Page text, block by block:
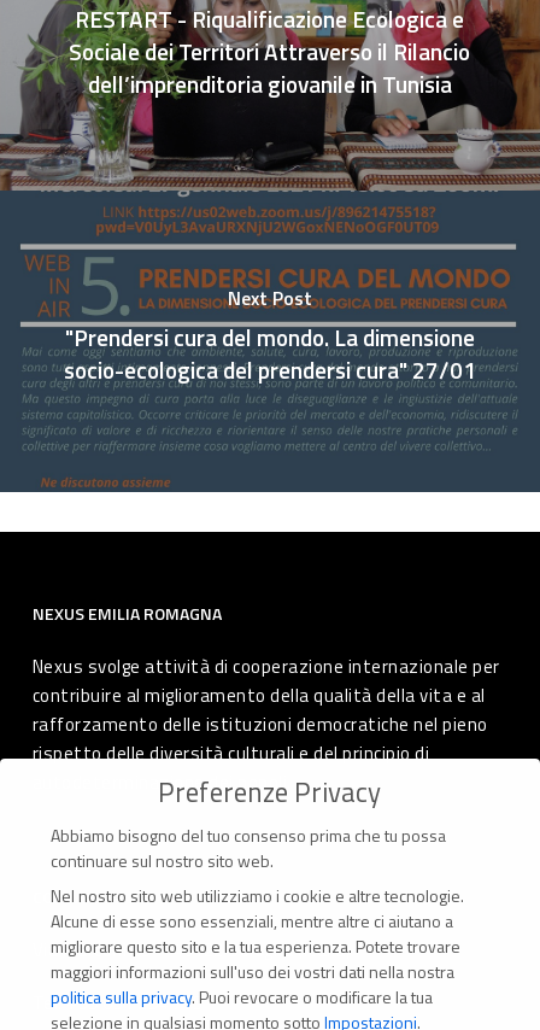
RESTART - Riqualificazione Ecologica e
Sociale dei Territori Attraverso il Rilancio
dell’imprenditoria giovanile in Tunisia
Next Post
"Prendersi cura del mondo. La dimensione
socio-ecologica del prendersi cura" 27/01
NEXUS EMILIA ROMAGNA
Nexus svolge attività di cooperazione internazionale per
contribuire al miglioramento della qualità della vita e al
rafforzamento delle istituzioni democratiche nel pieno
rispetto delle diversità culturali e del principio di
autodeterminazione dei popoli.
CONTATTI
Via Marconi 69 – 40122 Bologna (Italia)
Tel. +39 051 294 775
Preferenze Privacy
Abbiamo bisogno del tuo consenso prima che tu possa
continuare sul nostro sito web.
Nel nostro sito web utilizziamo i cookie e altre tecnologie.
Alcune di esse sono essenziali, mentre altre ci aiutano a
migliorare questo sito e la tua esperienza. Potete trovare
maggiori informazioni sull'uso dei vostri dati nella nostra
politica sulla privacy. Puoi revocare o modificare la tua
selezione in qualsiasi momento sottoImpostazioni.